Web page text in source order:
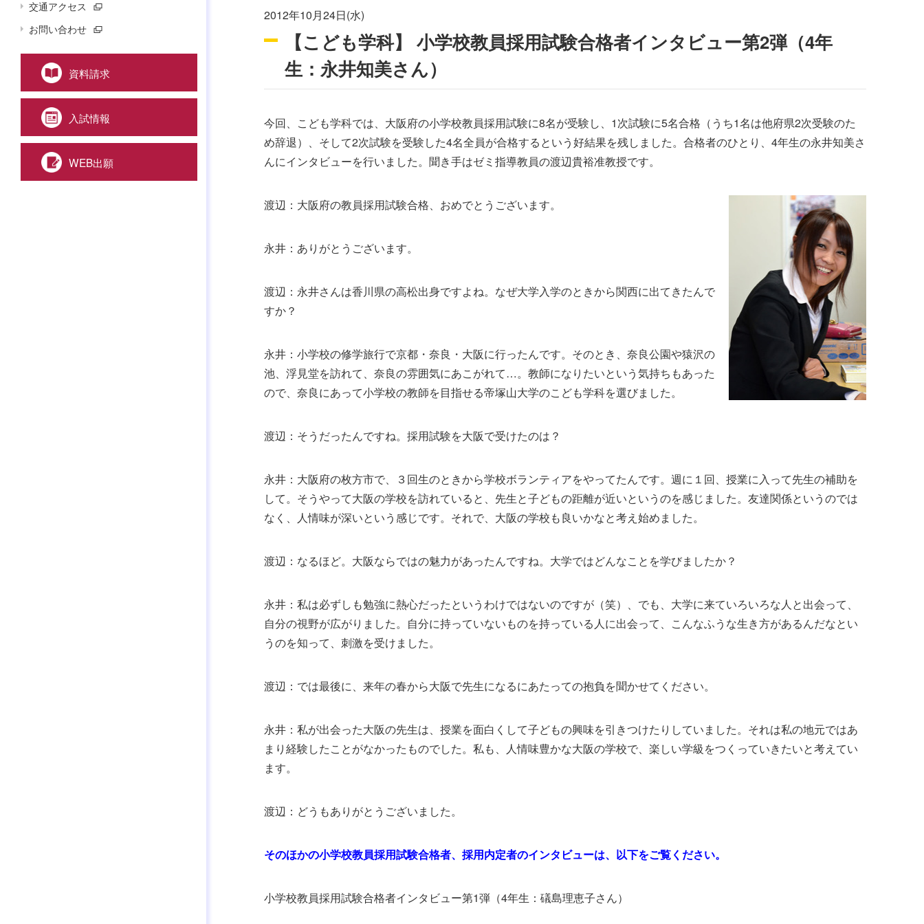
交通アクセス
お問い合わせ
資料請求
入試情報
WEB出願
2012年10月24日(水)
【こども学科】 小学校教員採用試験合格者インタビュー第2弾（4年
生：永井知美さん）
今回、こども学科では、大阪府の小学校教員採用試験に8名が受験し、1次試験に5名合格（うち1名は他府県2次受験のた
め辞退）、そして2次試験を受験した4名全員が合格するという好結果を残しました。合格者のひとり、4年生の永井知美さ
んにインタビューを行いました。聞き手はゼミ指導教員の渡辺貴裕准教授です。
渡辺：大阪府の教員採用試験合格、おめでとうございます。
永井：ありがとうございます。
渡辺：永井さんは香川県の高松出身ですよね。なぜ大学入学のときから関西に出てきたんで
すか？
永井：小学校の修学旅行で京都・奈良・大阪に行ったんです。そのとき、奈良公園や猿沢の
池、浮見堂を訪れて、奈良の雰囲気にあこがれて…。教師になりたいという気持ちもあった
ので、奈良にあって小学校の教師を目指せる帝塚山大学のこども学科を選びました。
渡辺：そうだったんですね。採用試験を大阪で受けたのは？
永井：大阪府の枚方市で、３回生のときから学校ボランティアをやってたんです。週に１回、授業に入って先生の補助を
して。そうやって大阪の学校を訪れていると、先生と子どもの距離が近いというのを感じました。友達関係というのでは
なく、人情味が深いという感じです。それで、大阪の学校も良いかなと考え始めました。
渡辺：なるほど。大阪ならではの魅力があったんですね。大学ではどんなことを学びましたか？
永井：私は必ずしも勉強に熱心だったというわけではないのですが（笑）、でも、大学に来ていろいろな人と出会って、
自分の視野が広がりました。自分に持っていないものを持っている人に出会って、こんなふうな生き方があるんだなとい
うのを知って、刺激を受けました。
渡辺：では最後に、来年の春から大阪で先生になるにあたっての抱負を聞かせてください。
永井：私が出会った大阪の先生は、授業を面白くして子どもの興味を引きつけたりしていました。それは私の地元ではあ
まり経験したことがなかったものでした。私も、人情味豊かな大阪の学校で、楽しい学級をつくっていきたいと考えてい
ます。
渡辺：どうもありがとうございました。
そのほかの小学校教員採用試験合格者、採用内定者のインタビューは、以下をご覧ください。
小学校教員採用試験合格者インタビュー第1弾（4年生：礒島理恵子さん）